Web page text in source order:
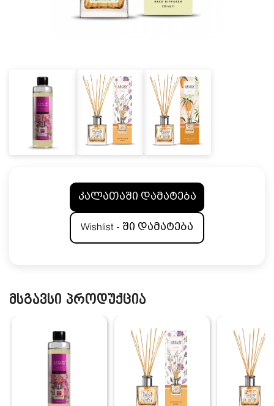
კალათაში დამატება
Wishlist - ში დამატება
მსგავსი პროდუქცია